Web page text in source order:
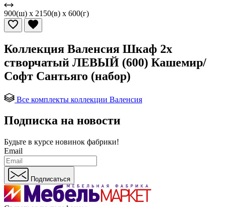
900(ш) x 2150(в) x 600(г)
Коллекция Валенсия Шкаф 2х
створчатый ЛЕВЫЙ (600) Кашемир/
Софт Сантьяго (набор)
Все комплекты коллекции Валенсия
Подписка на новости
Будьте в курсе новинок фабрики!
Email
Подписаться